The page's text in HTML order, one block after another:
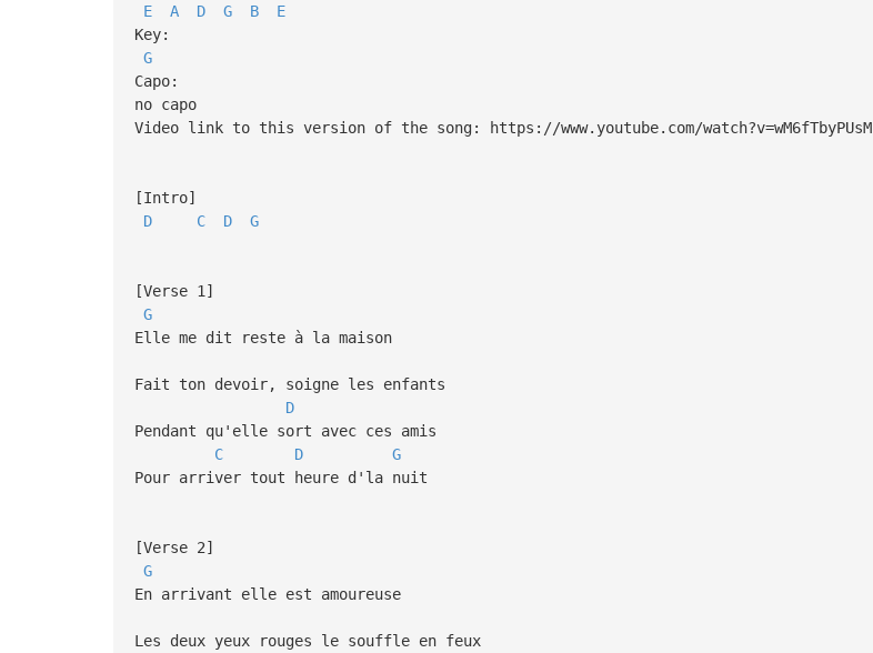
E
A D G B
E
Key:
G
Capo:
no capo
Video link to this version of the song: https://www.youtube.com/watch?v=wM6fTbyPUsM
[Intro]
D
C D G
[Verse 1]
G
Elle me dit reste à la maison
Fait ton devoir, soigne les enfants
D
Pendant qu'elle sort avec ces amis
C
D
G
Pour arriver tout heure d'la nuit
[Verse 2]
G
En arrivant elle est amoureuse
Les deux yeux rouges le souffle en feux